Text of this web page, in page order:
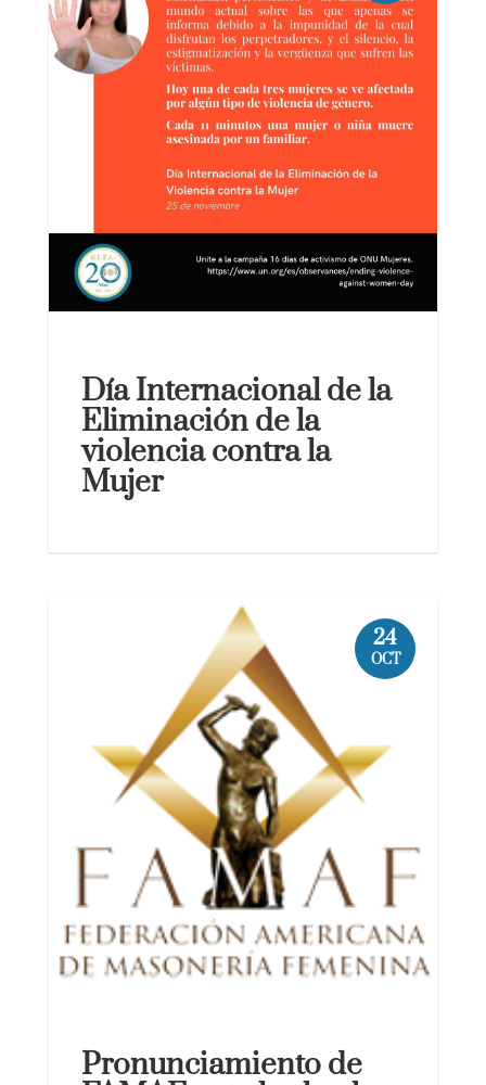
Día Internacional de la
Eliminación de la
violencia contra la
Mujer
Pronunciamiento de
24
OCT